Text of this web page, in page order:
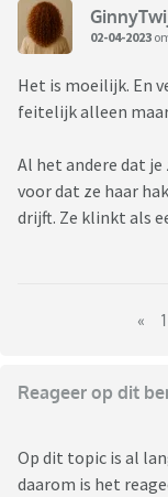
02-04-2023
Het is moeilijk. En
feitelijk alleen
Al het andere dat
voor dat ze haar
drijft. Ze klinkt als
« 1
Reageer op dit
Op dit topic is al
daarom is het